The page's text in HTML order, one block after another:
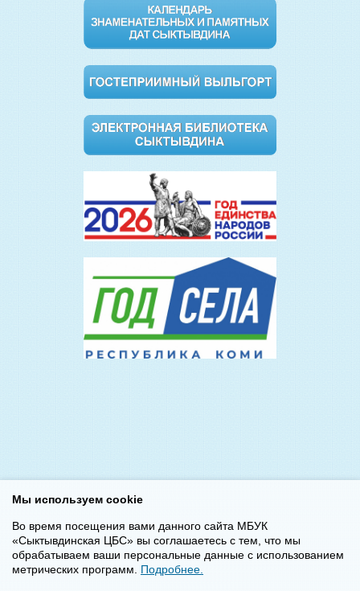
Мы используем cookie
Во время посещения вами данного сайта МБУК
«Сыктывдинская ЦБС» вы соглашаетесь с тем, что мы
обрабатываем ваши персональные данные с использованием
метрических программ. Подробнее.